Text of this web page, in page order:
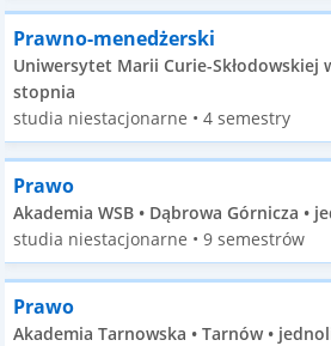
Prawno-menedżerski
Uniwersytet Marii Curie-Skłodowskiej
stopnia
studia niestacjonarne • 4 semestry
Prawo
Akademia WSB • Dąbrowa Górnicza •
studia niestacjonarne • 9 semestrów
Prawo
Akademia Tarnowska • Tarnów •